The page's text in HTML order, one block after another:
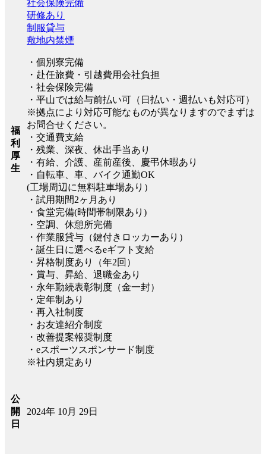
福
利
厚
生
社会保険完備
研修あり
制服貸与
敷地内禁煙
・個別寮完備
・赴任旅費・引越費用会社負担
・社会保険完備
・平山では給与前払い可（日払い・週払いも対応可）
※拠点により対応可能なものが異なりますのでまずは
お問合せください。
・交通費支給
・残業、深夜、休出手当あり
・有給、介護、産前産後、慶弔休暇あり
・自転車、車、バイク通勤OK
(工場周辺に無料駐車場あり）
・試用期間2ヶ月あり
・食堂完備(時間帯制限あり)
・空調、休憩所完備
・作業服貸与（鍵付きロッカーあり）
・誕生日に選べるeギフト支給
・昇格制度あり（年2回）
・賞与、昇給、退職金あり
・永年勤続表彰制度（金一封）
・定年制あり
・再入社制度
・お友達紹介制度
・改善提案報奨制度
・eスポーツスポンサード制度
※社内規定あり
公
開
日
2024年 10月 29日